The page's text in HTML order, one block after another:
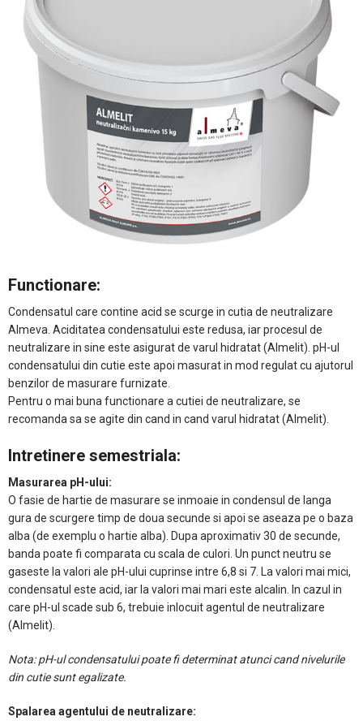
Functionare:
Condensatul care contine acid se scurge in cutia de neutralizare
Almeva. Aciditatea condensatului este redusa, iar procesul de
neutralizare in sine este asigurat de varul hidratat (Almelit). pH-ul
condensatului din cutie este apoi masurat in mod regulat cu ajutorul
benzilor de masurare furnizate.
Pentru o mai buna functionare a cutiei de neutralizare, se
recomanda sa se agite din cand in cand varul hidratat (Almelit).
Intretinere semestriala:
Masurarea pH-ului:
O fasie de hartie de masurare se inmoaie in condensul de langa
gura de scurgere timp de doua secunde si apoi se aseaza pe o baza
alba (de exemplu o hartie alba). Dupa aproximativ 30 de secunde,
banda poate fi comparata cu scala de culori. Un punct neutru se
gaseste la valori ale pH-ului cuprinse intre 6,8 si 7. La valori mai mici,
condensatul este acid, iar la valori mai mari este alcalin. In cazul in
care pH-ul scade sub 6, trebuie inlocuit agentul de neutralizare
(Almelit).
Nota: pH-ul condensatului poate fi determinat atunci cand nivelurile
din cutie sunt egalizate.
Spalarea agentului de neutralizare: